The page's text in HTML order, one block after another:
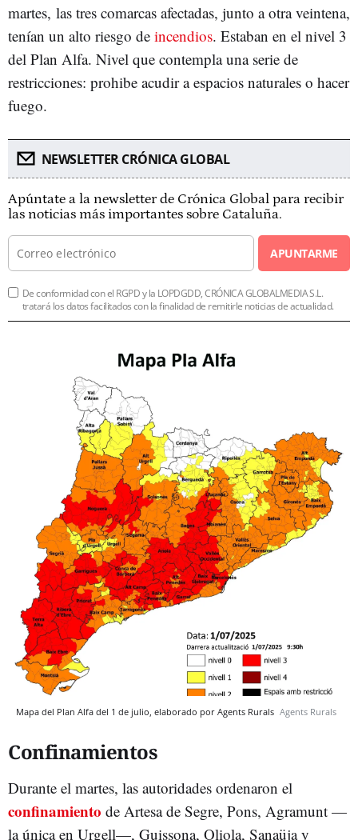
martes, las tres comarcas afectadas, junto a otra veintena,
tenían un alto riesgo de incendios. Estaban en el nivel 3
del Plan Alfa. Nivel que contempla una serie de
restricciones: prohibe acudir a espacios naturales o hacer
fuego.
NEWSLETTER CRÓNICA GLOBAL
Apúntate a la newsletter de Crónica Global para recibir
las noticias más importantes sobre Cataluña.
APUNTARME
De conformidad con el RGPD y la LOPDGDD, CRÓNICA GLOBALMEDIA S.L.
tratará los datos facilitados con la finalidad de remitirle noticias de actualidad.
Mapa del Plan Alfa del 1 de julio, elaborado por Agents Rurals Agents Rurals
Confinamientos
Durante el martes, las autoridades ordenaron el
confinamiento de Artesa de Segre, Pons, Agramunt —
la única en Urgell—, Guissona, Oliola, Sanaüja y